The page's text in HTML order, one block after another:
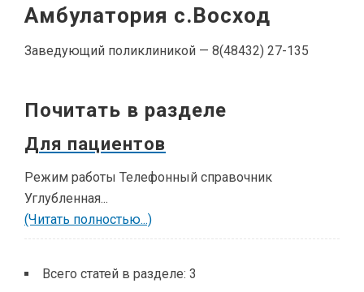
Амбулатория с.Восход
Заведующий поликлиникой — 8(48432) 27-135
Почитать в разделе
Для пациентов
Режим работы Телефонный справочник
Углубленная...
(Читать полностью...)
Всего статей в разделе: 3